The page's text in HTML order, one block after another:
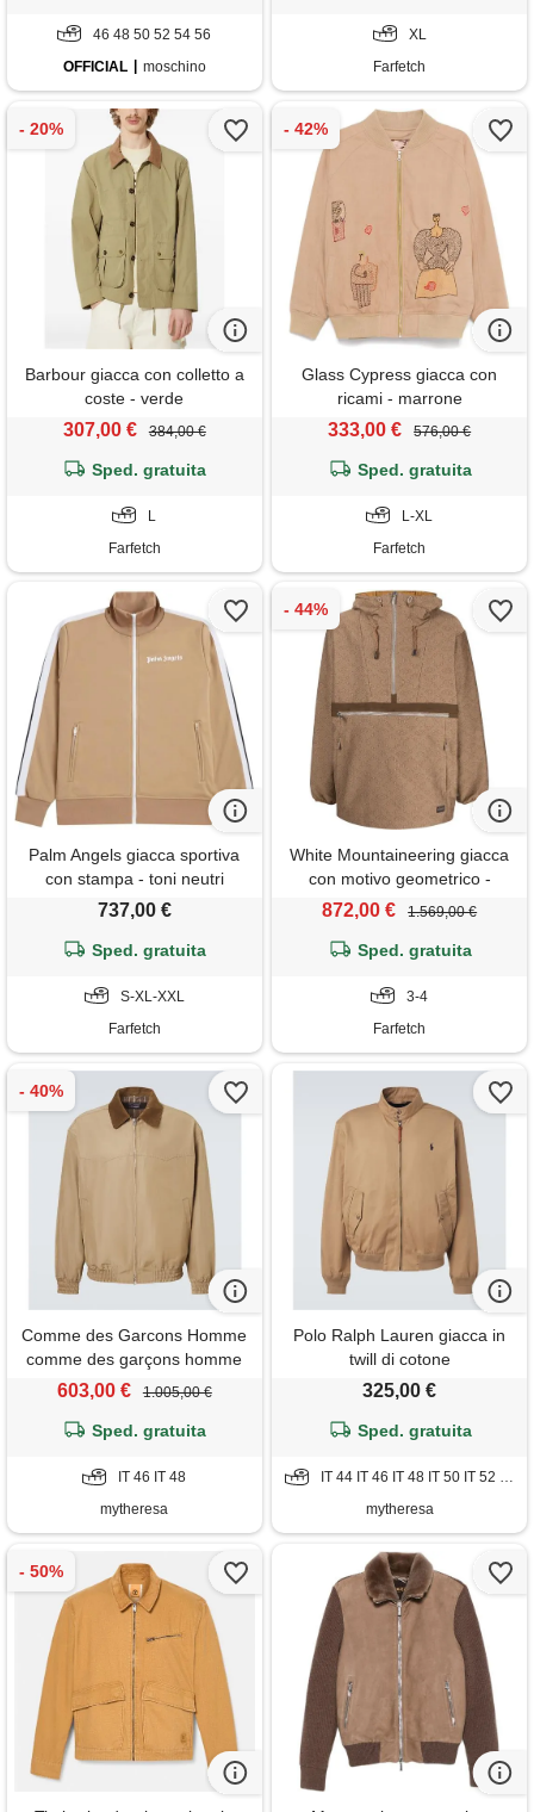
46 48 50 52 54 56
OFFICIAL
moschino
XL
Farfetch
Barbour giacca con colletto a
coste - verde
307,00 € 384,00 €
Sped. gratuita
L
Farfetch
Glass Cypress giacca con
ricami - marrone
333,00 € 576,00 €
Sped. gratuita
L-XL
Farfetch
Palm Angels giacca sportiva
con stampa - toni neutri
737,00 €
Sped. gratuita
S-XL-XXL
Farfetch
White Mountaineering giacca
con motivo geometrico -
marrone
872,00 € 1.569,00 €
Sped. gratuita
3-4
Farfetch
Comme des Garcons Homme
comme des garçons homme
giacca blouson con velluto a
603,00 € 1.005,00 €
Sped. gratuita
IT 46 IT 48
mytheresa
Polo Ralph Lauren giacca in
twill di cotone
325,00 €
Sped. gratuita
IT 44 IT 46 IT 48 IT 50 IT 52 IT 54
mytheresa